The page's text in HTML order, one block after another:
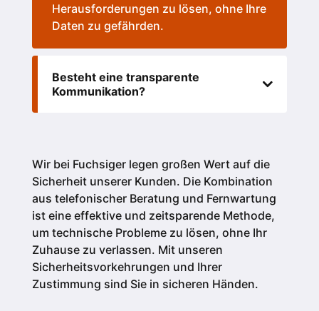
Herausforderungen zu lösen, ohne Ihre
Daten zu gefährden.
Besteht eine transparente
Kommunikation?
Wir bei Fuchsiger legen großen Wert auf die
Sicherheit unserer Kunden. Die Kombination
aus telefonischer Beratung und Fernwartung
ist eine effektive und zeitsparende Methode,
um technische Probleme zu lösen, ohne Ihr
Zuhause zu verlassen. Mit unseren
Sicherheitsvorkehrungen und Ihrer
Zustimmung sind Sie in sicheren Händen.